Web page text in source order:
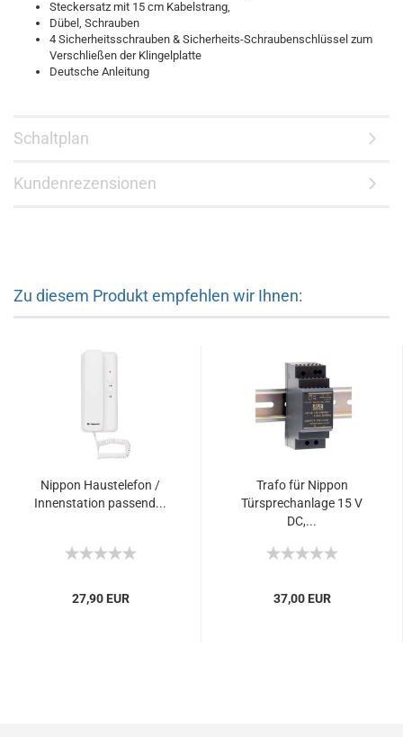
Steckersatz mit 15 cm Kabelstrang,
Dübel, Schrauben
4 Sicherheitsschrauben & Sicherheits-Schraubenschlüssel zum
Verschließen der Klingelplatte
Deutsche Anleitung
Schaltplan
Kundenrezensionen
Zu diesem Produkt empfehlen wir Ihnen:
Nippon Haustelefon /
Innenstation passend...
27,90 EUR
Trafo für Nippon
Türsprechanlage 15 V
DC,...
37,00 EUR